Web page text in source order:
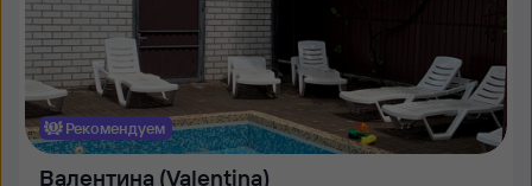
Рекомендуем
Валентина (Valentina)